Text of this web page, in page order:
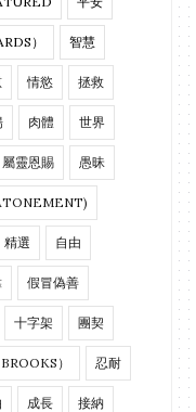
） 智慧
情慾 拯救
肉體 世界
屬靈恩賜 愚昧
精選 自由
假冒偽善
十字架 團契
） 忍耐
成長 接納